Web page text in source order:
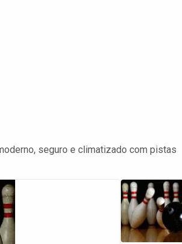
seguro e climatizado com pistas